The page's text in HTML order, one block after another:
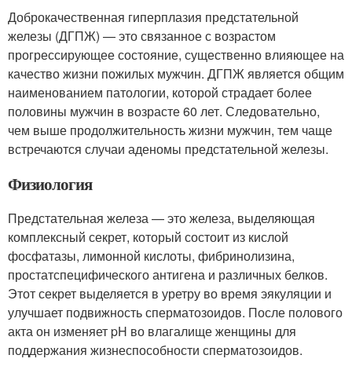
Доброкачественная гиперплазия предстательной
железы (ДГПЖ) — это связанное с возрастом
прогрессирующее состояние, существенно влияющее на
качество жизни пожилых мужчин. ДГПЖ является общим
наименованием патологии, которой страдает более
половины мужчин в возрасте 60 лет. Следовательно,
чем выше продолжительность жизни мужчин, тем чаще
встречаются случаи аденомы предстательной железы.
Физиология
Предстательная железа — это железа, выделяющая
комплексный секрет, который состоит из кислой
фосфатазы, лимонной кислоты, фибринолизина,
простатспецифического антигена и различных белков.
Этот секрет выделяется в уретру во время эякуляции и
улучшает подвижность сперматозоидов. После полового
акта он изменяет pH во влагалище женщины для
поддержания жизнеспособности сперматозоидов.